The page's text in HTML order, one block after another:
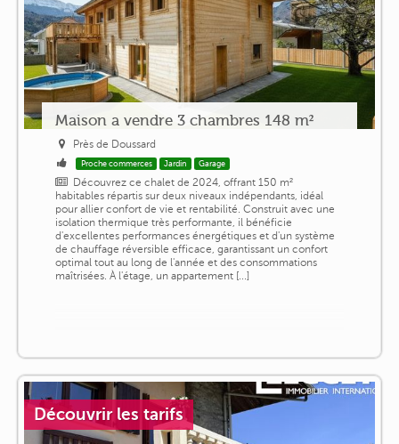
Maison a vendre 3 chambres 148 m²
Près de Doussard
Proche commerces Jardin Garage
Découvrez ce chalet de 2024, offrant 150 m²
habitables répartis sur deux niveaux indépendants, idéal
pour allier confort de vie et rentabilité. Construit avec une
isolation thermique très performante, il bénéficie
d'excellentes performances énergétiques et d'un système
de chauffage réversible efficace, garantissant un confort
optimal tout au long de l'année et des consommations
maîtrisées. À l'étage, un appartement [...]
Découvrir les tarifs